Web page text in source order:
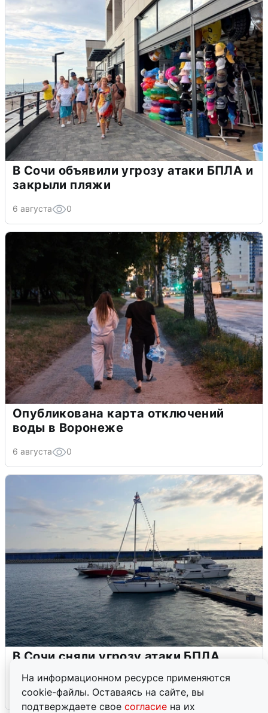
На информационном ресурсе применяются
cookie-файлы. Оставаясь на сайте, вы
подтверждаете свое согласие на их
В Сочи объявили угрозу атаки БПЛА и
закрыли пляжи
6 августа 0
Опубликована карта отключений
воды в Воронеже
6 августа 0
В Сочи сняли угрозу атаки БПЛА,
аэропорт закрыт
6 августа 0